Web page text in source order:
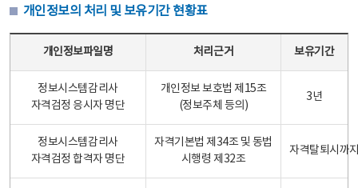
개인정보의 처리 및 보유기간 현황표
개인정보파일명 처리근거 보유기간
정보시스템감리사
자격검정 응시자 명단
개인정보 보호법 제15조
(정보주체 등의)
3년
정보시스템감리사
자격검정 합격자 명단
자격기본법 제34조 및 동법
시행령 제32조
자격탈퇴시까